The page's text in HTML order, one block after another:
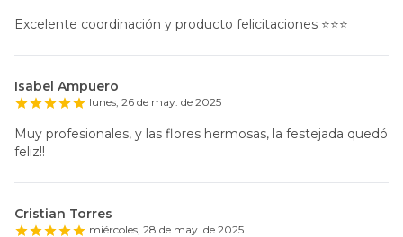
Excelente coordinación y producto felicitaciones ⭐️⭐️⭐️
Isabel Ampuero
lunes, 26 de may. de 2025
Muy profesionales, y las flores hermosas, la festejada quedó
feliz!!
Cristian Torres
miércoles, 28 de may. de 2025